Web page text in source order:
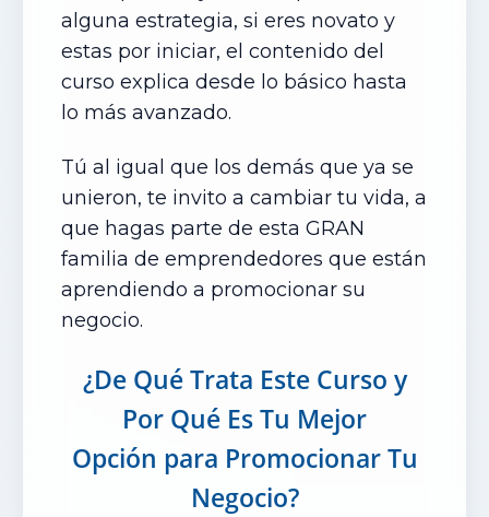
alguna estrategia, si eres novato y
estas por iniciar, el contenido del
curso explica desde lo básico hasta
lo más avanzado.
Tú al igual que los demás que ya se
unieron, te invito a cambiar tu vida, a
que hagas parte de esta GRAN
familia de emprendedores que están
aprendiendo a promocionar su
negocio.
¿De Qué Trata Este Curso y
Por Qué Es Tu Mejor
Opción para Promocionar Tu
Negocio?